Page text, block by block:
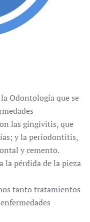
Odontología que se
las gingivitis, que
y la periodontitis,
y cemento.
la pérdida de la pieza
tanto tratamientos